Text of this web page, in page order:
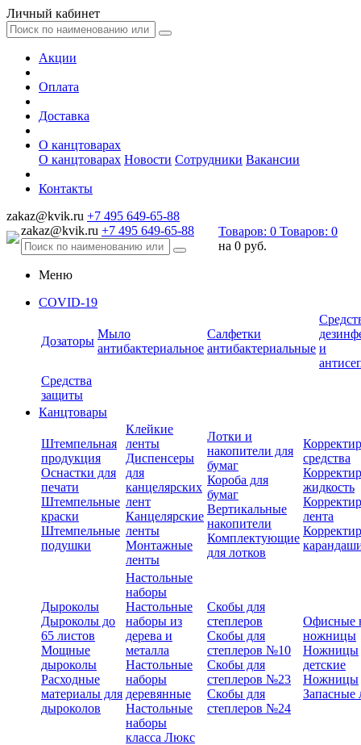
Личный кабинет
Акции
Оплата
Доставка
О канцтоварах
О канцтоварах Новости Сотрудники Вакансии
Контакты
zakaz@kvik.ru +7 495 649-65-88
zakaz@kvik.ru +7 495 649-65-88 Товаров: 0 Товаров: 0
на 0 руб.
Меню
COVID-19
Дозаторы
Мыло
антибактериальное
Салфетки
антибактериальные и
Средства
защиты
Канцтовары
Штемпельная
продукция
Оснастки для
печати
Штемпельные
краски
Штемпельные
подушки
Клейкие
ленты
Диспенсеры
для
канцелярских
лент
Канцелярские
ленты
Монтажные
ленты
Лотки и
накопители для
бумаг
Короба для
бумаг
Вертикальные
накопители
Комплектующие
для лотков
средства
жидкость
лента
Дыроколы
Дыроколы до
65 листов
Мощные
дыроколы
Расходные
материалы для
дыроколов
Настольные
наборы
Настольные
наборы из
дерева и
металла
Настольные
наборы
деревянные
Настольные
наборы
класса Люкс
Скобы для
степлеров
Скобы для
степлеров №10
Скобы для
степлеров №23
Скобы для
степлеров №24
Офисные
ножницы
Ножницы
детские
Ножницы
Запасные